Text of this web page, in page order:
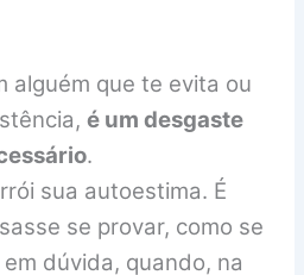
alguém que te evita ou
é um desgaste
.
sua autoestima. É
se provar, como se
dúvida, quando, na